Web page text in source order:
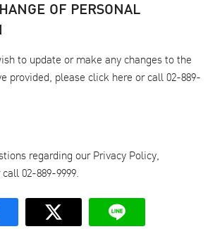
OF PERSONAL
to update or make any changes to the
provided, please click here or call 02-889-
regarding our Privacy Policy,
02-889-9999.